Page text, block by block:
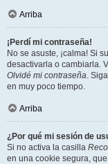
Arriba
¡Perdí mi contraseña!
No se asuste, ¡calma! Si
desactivarla o cambiarla.
Olvidé mi contraseña.
en muy poco tiempo.
Arriba
¿Por qué mi sesión de
Si no activa la casilla
en una cookie segura,